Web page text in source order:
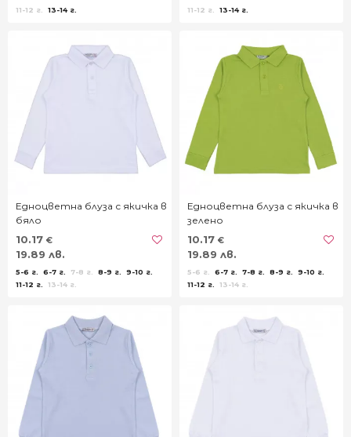
11-12 г.
13-14 г.
11-12 г.
13-14 г.
Едноцветна блуза с якичка в
бяло
10.17 €
19.89 лв.
5-6 г. 6-7 г. 7-8 г. 8-9 г.
9-10 г.
11-12 г.
13-14 г.
Едноцветна блуза с якичка в
зелено
10.17 €
19.89 лв.
5-6 г. 6-7 г. 7-8 г. 8-9 г.
9-10 г.
11-12 г.
13-14 г.